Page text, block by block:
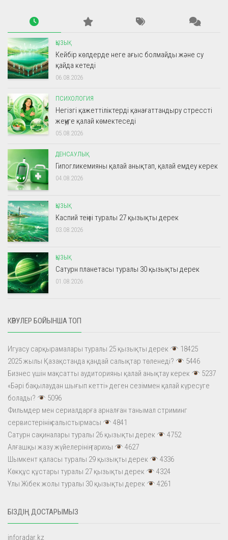
ҚЫЗЫҚ
Кейбір көлдерде неге ағыс болмайды және су
қайда кетеді
06.08.2026
ПСИХОЛОГИЯ
Негізгі қажеттіліктерді қанағаттандыру стрессті
жеңуге қалай көмектеседі
05.08.2026
ДЕНСАУЛЫҚ
Гипогликемияны қалай анықтап, қалай емдеу керек
04.08.2026
ҚЫЗЫҚ
Каспий теңізі туралы 27 қызықты дерек
03.08.2026
ҚЫЗЫҚ
Сатурн планетасы туралы 30 қызықты дерек
01.08.2026
КӨРУЛЕР БОЙЫНША ТОП
Игуасу сарқырамалары туралы 25 қызықты дерек
18425
2025 жылы Қазақстанда қандай салықтар төленеді?
5446
Бизнес үшін мақсатты аудиторияны қалай анықтау керек
5237
«Бәрі бақылаудан шығып кетті» деген сезіммен қалай күресуге
болады?
5096
Фильмдер мен сериалдарға арналған танымал стриминг
сервистерінің салыстырмасы
4841
Сатурн сақиналары туралы 26 қызықты дерек
4752
Алғашқы жазу жүйелерінің тарихы
4627
Шымкент қаласы туралы 29 қызықты дерек
4336
Көкқұс құстары туралы 27 қызықты дерек
4324
Ұлы Жібек жолы туралы 30 қызықты дерек
4261
БІЗДІҢ ДОСТАРЫМЫЗ
inforadar.kz